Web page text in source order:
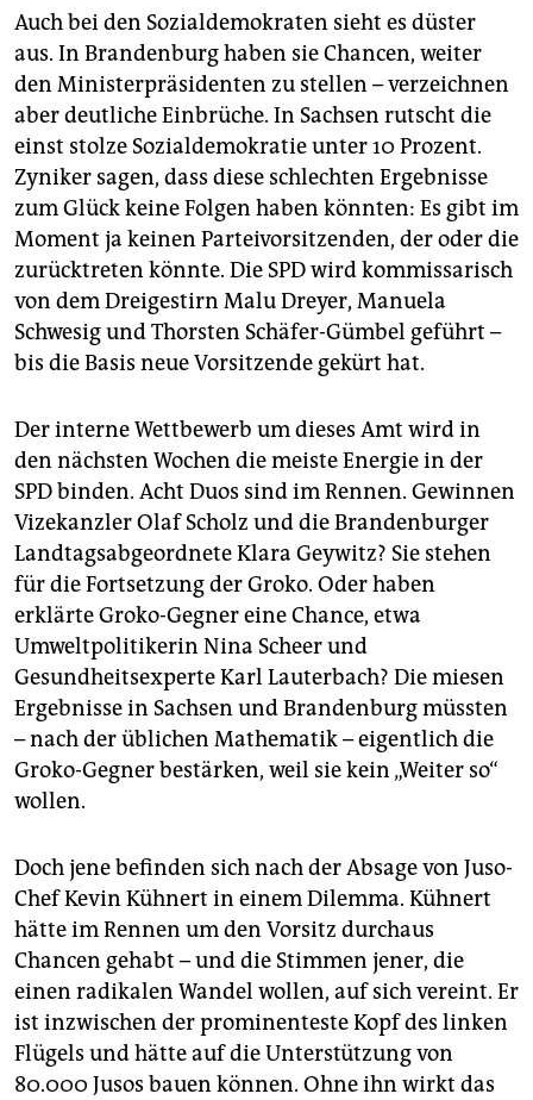
Auch bei den Sozialdemokraten sieht es düster
aus. In Brandenburg haben sie Chancen, weiter
den Ministerpräsidenten zu stellen – verzeichnen
aber deutliche Einbrüche. In Sachsen rutscht die
einst stolze Sozialdemokratie unter 10 Prozent.
Zyniker sagen, dass diese schlechten Ergebnisse
zum Glück keine Folgen haben könnten: Es gibt im
Moment ja keinen Parteivorsitzenden, der oder die
zurücktreten könnte. Die SPD wird kommissarisch
von dem Dreigestirn Malu Dreyer, Manuela
Schwesig und Thorsten Schäfer-Gümbel geführt –
bis die Basis neue Vorsitzende gekürt hat.
Der interne Wettbewerb um dieses Amt wird in
den nächsten Wochen die meiste Energie in der
SPD binden. Acht Duos sind im Rennen. Gewinnen
Vizekanzler Olaf Scholz und die Brandenburger
Landtagsabgeordnete Klara Geywitz? Sie stehen
für die Fortsetzung der Groko. Oder haben
erklärte Groko-Gegner eine Chance, etwa
Umweltpolitikerin Nina Scheer und
Gesundheitsexperte Karl Lauterbach? Die miesen
Ergebnisse in Sachsen und Brandenburg müssten
– nach der üblichen Mathematik – eigentlich die
Groko-Gegner bestärken, weil sie kein „Weiter so“
wollen.
Doch jene befinden sich nach der Absage von Juso-
Chef Kevin Kühnert in einem Dilemma. Kühnert
hätte im Rennen um den Vorsitz durchaus
Chancen gehabt – und die Stimmen jener, die
einen radikalen Wandel wollen, auf sich vereint. Er
ist inzwischen der prominenteste Kopf des linken
Flügels und hätte auf die Unterstützung von
80.000 Jusos bauen können. Ohne ihn wirkt das